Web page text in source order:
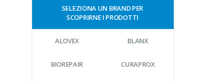
SELEZIONA UN BRAND PER
SCOPRIRNE I PRODOTTI
ALOVEX BLANX
BIOREPAIR CURAPROX